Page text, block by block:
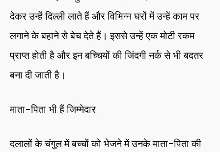
देकर उन्हें दिल्ली लाते हैं और विभिन्न घरों में उन्हें काम पर
लगाने के बहाने से बेच देते हैं। इससे उन्हें एक मोटी रकम
प्राप्त होती है और इन बच्चियों की जिंदगी नर्क से भी बदतर
बना दी जाती है।
माता-पिता भी हैं जिम्मेदार
दलालों के चंगुल में बच्चों को भेजने में उनके माता-पिता की